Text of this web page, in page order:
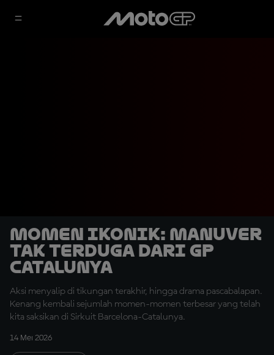
Momen Ikonik: Manuver
Tak Terduga dari GP
Catalunya
Aksi menyalip di tikungan terakhir, hingga drama pascabalapan.
Kenang kembali sejumlah momen-momen terbesar yang telah
kita saksikan di Sirkuit Barcelona-Catalunya.
14 Mei 2026